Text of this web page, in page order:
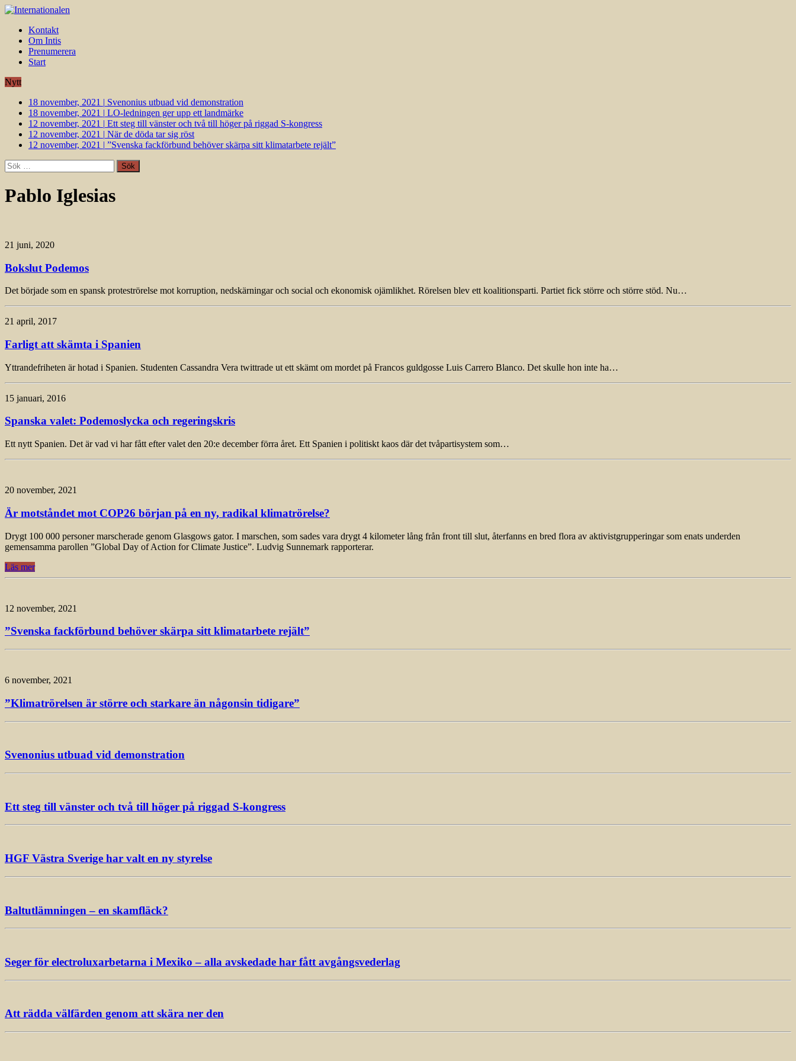
Kontakt
Om Intis
Prenumerera
Start
Nytt
18 november, 2021 | Svenonius utbuad vid demonstration
18 november, 2021 | LO-ledningen ger upp ett landmärke
12 november, 2021 | Ett steg till vänster och två till höger på riggad S-kongress
12 november, 2021 | När de döda tar sig röst
12 november, 2021 | ”Svenska fackförbund behöver skärpa sitt klimatarbete rejält”
Sök
efter:
Pablo Iglesias
21 juni, 2020
Bokslut Podemos
Det började som en spansk proteströrelse mot korruption, nedskärningar och social och ekonomisk ojämlikhet. Rörelsen blev ett koalitionsparti. Partiet fick större och större stöd. Nu…
21 april, 2017
Farligt att skämta i Spanien
Yttrandefriheten är hotad i Spanien. Studenten Cassandra Vera twittrade ut ett skämt om mordet på Francos guldgosse Luis Carrero Blanco. Det skulle hon inte ha…
15 januari, 2016
Spanska valet: Podemoslycka och regeringskris
Ett nytt Spanien. Det är vad vi har fått efter valet den 20:e december förra året. Ett Spanien i politiskt kaos där det tvåpartisystem som…
20 november, 2021
Är motståndet mot COP26 början på en ny, radikal klimatrörelse?
Drygt 100 000 personer marscherade genom Glasgows gator. I marschen, som sades vara drygt 4 kilometer lång från front till slut, återfanns en bred flora av aktivistgrupperingar som enats underden
gemensamma parollen ”Global Day of Action for Climate Justice”. Ludvig Sunnemark rapporterar.
Läs mer
12 november, 2021
”Svenska fackförbund behöver skärpa sitt klimatarbete rejält”
6 november, 2021
”Klimatrörelsen är större och starkare än någonsin tidigare”
Svenonius utbuad vid demonstration
Ett steg till vänster och två till höger på riggad S-kongress
HGF Västra Sverige har valt en ny styrelse
Baltutlämningen – en skamfläck?
Seger för electroluxarbetarna i Mexiko – alla avskedade har fått avgångsvederlag
Att rädda välfärden genom att skära ner den